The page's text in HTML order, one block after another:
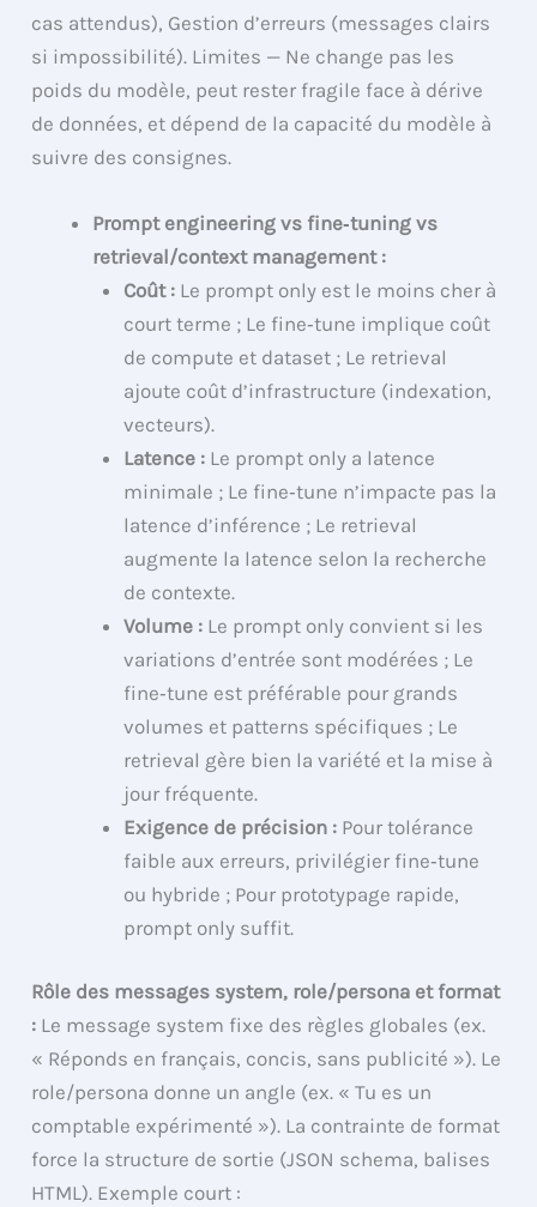
cas attendus), Gestion d’erreurs (messages clairs
si impossibilité). Limites — Ne change pas les
poids du modèle, peut rester fragile face à dérive
de données, et dépend de la capacité du modèle à
suivre des consignes.
Prompt engineering vs fine‑tuning vs
retrieval/context management :
Coût :Le prompt only est le moins cher à
court terme ; Le fine‑tune implique coût
de compute et dataset ; Le retrieval
ajoute coût d’infrastructure (indexation,
vecteurs).
Latence :Le prompt only a latence
minimale ; Le fine‑tune n’impacte pas la
latence d’inférence ; Le retrieval
augmente la latence selon la recherche
de contexte.
Volume :Le prompt only convient si les
variations d’entrée sont modérées ; Le
fine‑tune est préférable pour grands
volumes et patterns spécifiques ; Le
retrieval gère bien la variété et la mise à
jour fréquente.
Exigence de précision :Pour tolérance
faible aux erreurs, privilégier fine‑tune
ou hybride ; Pour prototypage rapide,
prompt only suffit.
Rôle des messages system, role/persona et format
: Le message system fixe des règles globales (ex.
« Réponds en français, concis, sans publicité »). Le
role/persona donne un angle (ex. « Tu es un
comptable expérimenté »). La contrainte de format
force la structure de sortie (JSON schema, balises
HTML). Exemple court :